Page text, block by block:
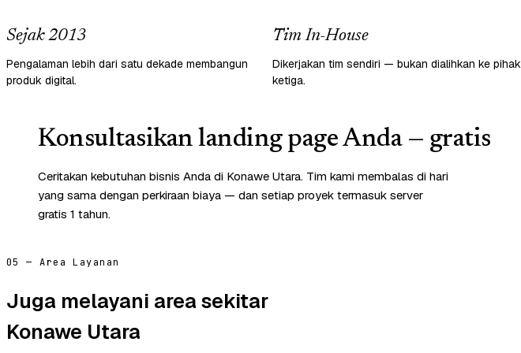
Sejak 2013
Pengalaman lebih dari satu dekade membangun
produk digital.
Tim In-House
Dikerjakan tim sendiri — bukan dialihkan ke pihak
ketiga.
Konsultasikan landing page Anda — gratis
Ceritakan kebutuhan bisnis Anda di Konawe Utara. Tim kami membalas di hari
yang sama dengan perkiraan biaya — dan setiap proyek termasuk server
gratis 1 tahun.
05 — Area Layanan
Juga melayani area sekitar
Konawe Utara